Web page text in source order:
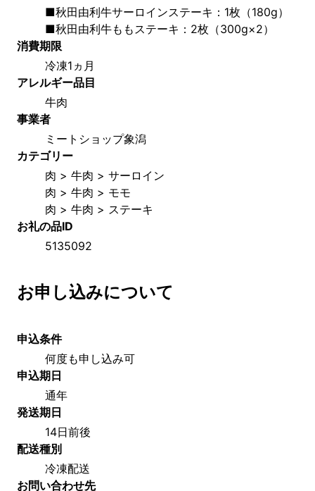
■秋田由利牛サーロインステーキ：1枚（180g）
■秋田由利牛ももステーキ：2枚（300g×2）
消費期限
冷凍1ヵ月
アレルギー品目
牛肉
事業者
ミートショップ象潟
カテゴリー
肉 > 牛肉 > サーロイン
肉 > 牛肉 > モモ
肉 > 牛肉 > ステーキ
お礼の品ID
5135092
お申し込みについて
申込条件
何度も申し込み可
申込期日
通年
発送期日
14日前後
配送種別
冷凍配送
お問い合わせ先